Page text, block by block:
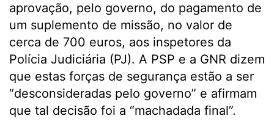
aprovação, pelo governo, do pagamento de
um suplemento de missão, no valor de
cerca de 700 euros, aos inspetores da
Polícia Judiciária (PJ). A PSP e a GNR dizem
que estas forças de segurança estão a ser
“desconsideradas pelo governo” e afirmam
que tal decisão foi a “machadada final”.